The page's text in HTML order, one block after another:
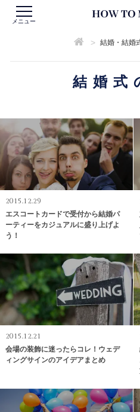
メニュー
> 結婚・結婚
結婚式
2015.12.29
エスコートカードで受付から結婚パ
ーティーをカジュアルに盛り上げよ
う！
2015.12.21
会場の装飾に迷ったらコレ！ウェデ
ィングサインのアイデアまとめ